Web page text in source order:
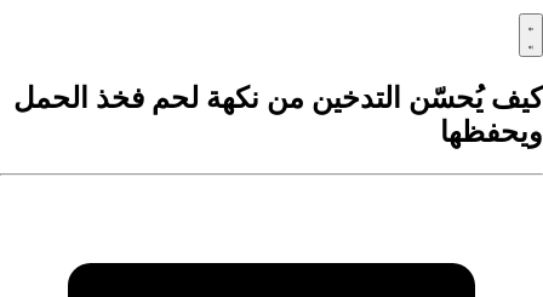
يُحسّن التدخين من نكهة لحم فخذ الحمل